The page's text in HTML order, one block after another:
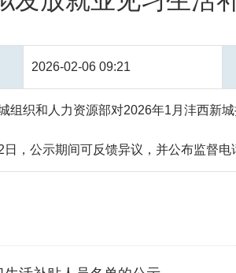
2026-02-06 09:21
组织和人力资源部对2026年1月沣西新
，公示期间可反馈异议，并公布监督电